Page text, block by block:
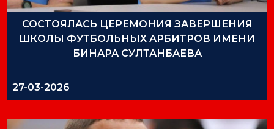
СОСТОЯЛАСЬ ЦЕРЕМОНИЯ ЗАВЕРШЕНИЯ
ШКОЛЫ ФУТБОЛЬНЫХ АРБИТРОВ ИМЕНИ
БИНАРА СУЛТАНБАЕВА
27-03-2026